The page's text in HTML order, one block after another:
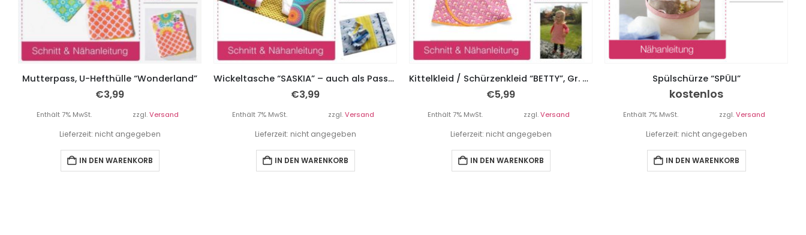
Mutterpass, U-Hefthülle “Wonderland”
€3,99
Enthält 7% MwSt. zzgl.Versand
Lieferzeit: nicht angegeben
IN DEN WARENKORB
Wickeltasche “SASKIA” – auch als Passhülle abwandelbar
€3,99
Enthält 7% MwSt. zzgl.Versand
Lieferzeit: nicht angegeben
IN DEN WARENKORB
Kittelkleid / Schürzenkleid “BETTY”, Gr. 62 – 104
€5,99
Enthält 7% MwSt. zzgl.Versand
Lieferzeit: nicht angegeben
IN DEN WARENKORB
Spülschürze “SPÜLI”
kostenlos
Enthält 7% MwSt. zzgl.Versand
Lieferzeit: nicht angegeben
IN DEN WARENKORB